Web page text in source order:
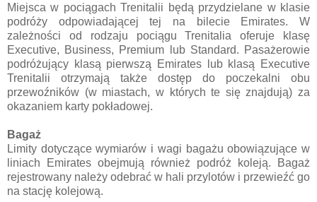
Miejsca w pociągach Trenitalii będą przydzielane w klasie
podróży odpowiadającej tej na bilecie Emirates. W
zależności od rodzaju pociągu Trenitalia oferuje klasę
Executive, Business, Premium lub Standard. Pasażerowie
podróżujący klasą pierwszą Emirates lub klasą Executive
Trenitalii otrzymają także dostęp do poczekalni obu
przewoźników (w miastach, w których te się znajdują) za
okazaniem karty pokładowej.
Bagaż
Limity dotyczące wymiarów i wagi bagażu obowiązujące w
liniach Emirates obejmują również podróż koleją. Bagaż
rejestrowany należy odebrać w hali przylotów i przewieźć go
na stację kolejową.